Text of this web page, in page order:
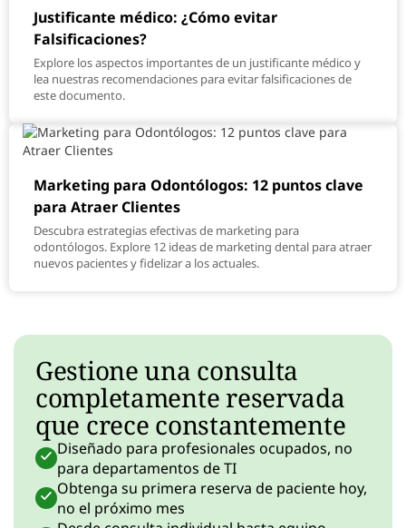
Justificante médico: ¿Cómo evitar
Falsificaciones?
Explore los aspectos importantes de un justificante médico y
lea nuestras recomendaciones para evitar falsificaciones de
este documento.
Marketing para Odontólogos: 12 puntos clave
para Atraer Clientes
Descubra estrategias efectivas de marketing para
odontólogos. Explore 12 ideas de marketing dental para atraer
nuevos pacientes y fidelizar a los actuales.
Gestione una consulta
completamente reservada
que crece constantemente
Diseñado para profesionales ocupados, no
para departamentos de TI
Obtenga su primera reserva de paciente hoy,
no el próximo mes